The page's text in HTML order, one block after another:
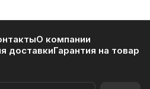
О компании
доставкиГарантия на товар